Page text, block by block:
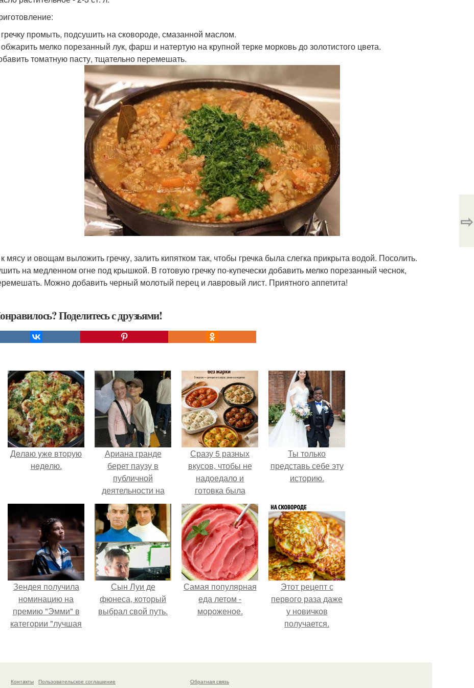
промыть, подсушить на сковороде, смазанной маслом.
мелко порезанный лук, фарш и натертую на крупной терке морковь до золотистого цвета.
томатную пасту, тщательно перемешать.
мясу и овощам выложить гречку, залить кипятком так, чтобы гречка была слегка прикрыта водой. Посолить.
на медленном огне под крышкой. В готовую гречку по-купечески добавить мелко порезанный чеснок,
Можно добавить черный молотый перец и лавровый лист. Приятного аппетита!
Поделитесь с друзьями!
⇨
Дeлaю yжe втopую
нeдeлю.
Ариана гранде
берет паузу в
публичной
деятельности на
фоне слухов о
своем здоровье.
Сразу 5 разных
вкусов, чтобы не
надоедало и
готовка была
проще.
Ты только
представь себе эту
историю.
Зендея получила
номинацию на
премию "Эмми" в
категории "лучшая
сериале" за третий
Сын Луи де
фюнеса, который
выбрал свой путь.
Самая популярная
еда летом -
мороженое.
Этот рецепт с
первого раза даже
у новичков
получается.
Контакты Пользовательское соглашение Обратная связь